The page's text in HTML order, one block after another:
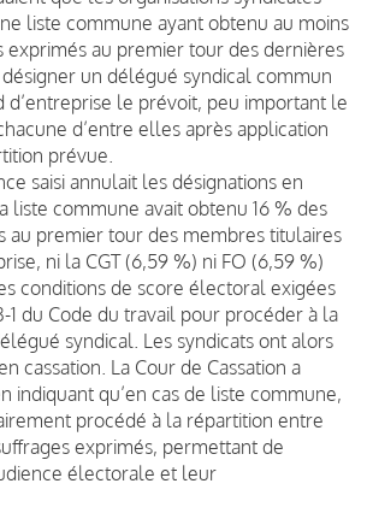
liste commune ayant obtenu au moins
exprimés au premier tour des dernières
un délégué syndical commun
d’entreprise le prévoit, peu important le
d’entre elles après application
prévue.
saisi annulait les désignations en
liste commune avait obtenu 16 % des
au premier tour des membres titulaires
ni la CGT (6,59 %) ni FO (6,59 %)
conditions de score électoral exigées
1 du Code du travail pour procéder à la
syndical. Les syndicats ont alors
cassation. La Cour de Cassation a
indiquant qu’en cas de liste commune,
procédé à la répartition entre
exprimés, permettant de
électorale et leur